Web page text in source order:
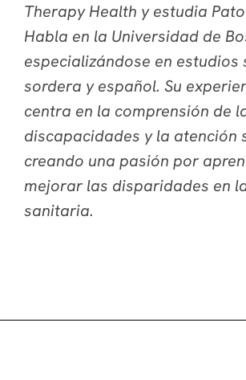
Therapy Health y estudia
Habla en la Universidad de
especializándose en estudios
sordera y español. Su
centra en la comprensión de
discapacidades y la atención
creando una pasión por
mejorar las disparidades en
sanitaria.